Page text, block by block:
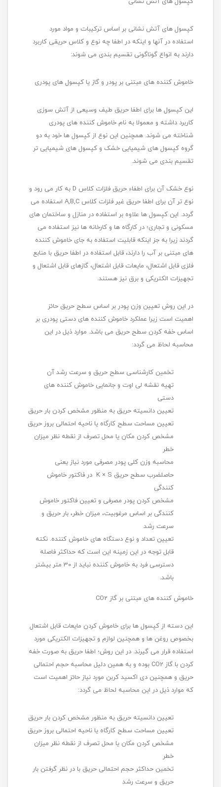
کپسول های آتش نشانی بر اساس ترکیبات و مواد مورد
استفاده در آنها و اینکه در اطفا چه نوع و کلاس حریقی کاربرد
دارند به انواع گوناگونی تقسیم بندی می شوند:
خاموش کننده های مبتنی بر پودر و گاز یا کپسول های پودری
این کپسول ها برای اطفا حریق طیف وسیعی از آتش سوزی
کاربرد داشته و معمولا به نام خاموش کننده های پودری
شناخته می شوند. همچنین این نوع از کپسول ها خود به دو
گروه کپسول های شیمیایی خشک و کپسول های شیمیایی تر
تقسیم بندی می شوند.
نوع خشک آن برای اطفاء حریق فلزات کلاس D به کار می رود و
نوع تر آن برای اطفا حریق غیر فلزات کلاس A,B,C استفاده می
گردد. این کپسول ها علاوه بر استفاده در منازل و ساختمان های
مسکونی و تجاری؛ در کارگاه ها و کارخانه ها نیز استفاده می
گردند زیرا به جز اینکه قابلیت استفاده به جای خاموش کننده
های مبتنی بر آب را دارند، قابل استفاده در اطفا حریق با منابع
فلزی قابل اشتعال، مایعات قابل اشتعال، گازهای قابل اشتعال و
تجهیزات الکتریکی و برق نیز هستند.
در این روش تعیین وزن پودر بر اساس سطح حریق حائز
اهمیت است زیرا عملکرد خاموش کننده های دستی پودری بر
اساس خفه کردن سطح حریق می باشد. موارد ذیل در این
محاسبه لحاظ می گردد:
تخمین کارشناسی سطح حریق و سرعت رشد آن
تهیه نقشه لی اوت و جانمایی خاموش کننده های
دستی
تعیین دانسیته حریق به منظور مشخص کردن بار حریق
تعیین مساحت سطح کارگاه یا ناحیه احتمالی بروز حریق
مشخص کردن مکان یا محل تصرف از نقطه نظر میزان
خطر
محاسبه وزن کلی پودر مصرفی مورد نیاز یعنی
حاصلضرب سطح حریق K × S در فاکتور خاموش
کنندگی
مشخص کردن پودر مصرفی و تعیین فاکتور خاموش
کنندگی بر اساس مرغوبیت، میزان خطر، بار حریق و
سرعت رشد
تعیین تعداد و نوع دستگاه های خاموش کننده. نکته
قابل توجه در این زمینه این است که حداکثر فاصله
دسترسی فرد به خاموش کننده نباید از 30 متر بیشتر
باشد.
خاموش کننده های مبتنی بر گاز CO2
این دسته از کپسول ها برای خاموش کردن مایعات قابل اشتعال
بخصوص روغن ها و همچنین لوازم و تجهیزات الکتریکی مورد
استفاده قرار می گیرند. در این روش؛ اطفا حریق به صورت خفه
کردن با گاز CO2 بوده و به همین دلیل محاسبه حجم احتمالی
حریق و همچنین دی اکسید کربن مورد نیاز حائز اهمیت است
که موارد ذیل در این محاسبه لحاظ می گردد:
تعیین دانسیته حریق به منظور مشخص کردن بار حریق
تعیین مساحت سطح کارگاه یا ناحیه احتمالی بروز حریق
مشخص کردن مکان یا محل تصرف از نقطه نظر میزان
خطر
تخمین حداکثر حجم احتمالی حریق با در نظر گرفتن بار
حریق و سرعت رشد